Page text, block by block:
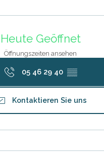
Heute Geöffnet
Öffnungszeiten ansehen
05 46 29 40 ▒▒
Kontaktieren Sie uns